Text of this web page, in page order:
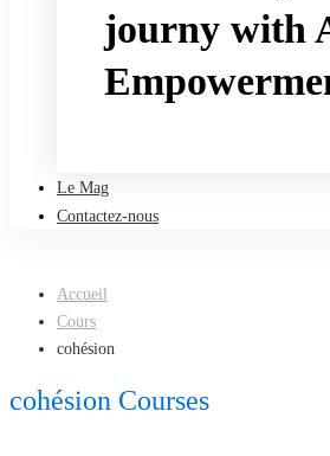
journy with
Le Mag
Contactez-nous
Accueil
Cours
cohésion
cohésion Courses